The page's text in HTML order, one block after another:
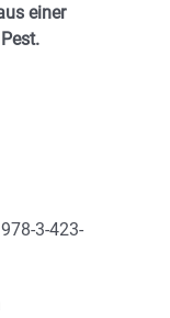
einer
3-423-